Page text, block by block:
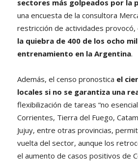
sectores más golpeados por la
una encuesta de la consultora
restricción de actividades
la quiebra de 400 de los ocho
entrenamiento en la Argentina.
Además, el censo pronostica el
locales si no se garantiza una
flexibilización de tareas “no
Corrientes, Tierra del Fuego,
Jujuy, entre otras provincias,
vuelta del sector, aunque los
el aumento de casos positivos de